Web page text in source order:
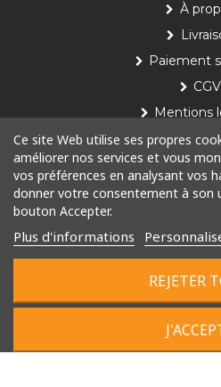
À
Paiement
CGV
Mentions
Nos
Le
Toutes nos
© 2022 Tous
Plan du
Ce site Web utilise ses propres
améliorer nos services et vous
vos préférences en analysant vos
donner votre consentement à son
bouton Accepter.
Plus d'informations
REJETER